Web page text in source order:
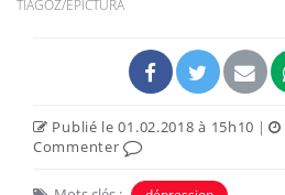
TIAGOZ/EPICTURA
Publié le 01.02.2018 à 15h10 |
Commenter